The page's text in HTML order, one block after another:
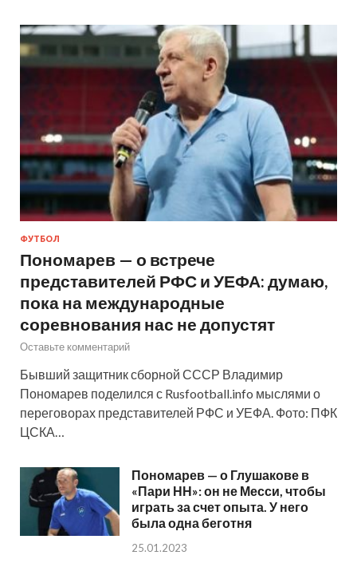
ФУТБОЛ
Пономарев — о встрече
представителей РФС и УЕФА: думаю,
пока на международные
соревнования нас не допустят
Оставьте комментарий
Бывший защитник сборной СССР Владимир
Пономарев поделился с Rusfootball.info мыслями о
переговорах представителей РФС и УЕФА. Фото: ПФК
ЦСКА…
Пономарев — о Глушакове в
«Пари НН»: он не Месси, чтобы
играть за счет опыта. У него
была одна беготня
25.01.2023